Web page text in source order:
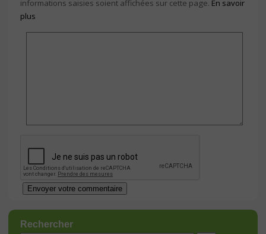
informations saisies soient affichées sur cette page. En savoir
plus
Rechercher